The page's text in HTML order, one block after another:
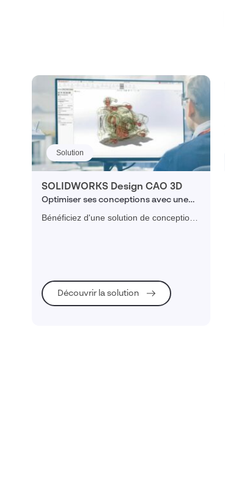
Solution
SOLIDWORKS Design CAO 3D
Optimiser ses conceptions avec une
solution intuitive
Bénéficiez d'une solution de conception
Découvrir la solution